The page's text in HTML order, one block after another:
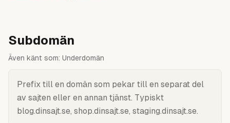
Subdomän
Även känt som: Underdomän
Prefix till en domän som pekar till en separat del
av sajten eller en annan tjänst. Typiskt
blog.dinsajt.se, shop.dinsajt.se, staging.dinsajt.se.